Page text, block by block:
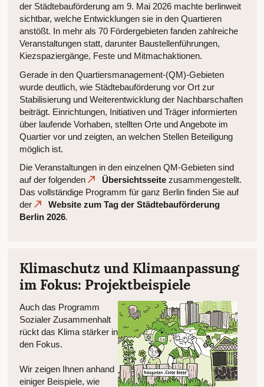
der Städtebauförderung am 9. Mai 2026 machte berlinweit
sichtbar, welche Entwicklungen sie in den Quartieren
anstößt. In mehr als 70 Fördergebieten fanden zahlreiche
Veranstaltungen statt, darunter Baustellenführungen,
Kiezspaziergänge, Feste und Mitmachaktionen.
Gerade in den Quartiersmanagement-(QM)-Gebieten
wurde deutlich, wie Städtebauförderung vor Ort zur
Stabilisierung und Weiterentwicklung der Nachbarschaften
beiträgt. Einrichtungen, Initiativen und Träger informierten
über laufende Vorhaben, stellten Orte und Angebote im
Quartier vor und zeigten, an welchen Stellen Beteiligung
möglich ist.
Die Veranstaltungen in den einzelnen QM-Gebieten sind
auf der folgenden
Übersichtsseite zusammengestellt.
Das vollständige Programm für ganz Berlin finden Sie auf
der
Website zum Tag der Städtebauförderung
Berlin 2026.
Klimaschutz und Klimaanpassung
im Fokus: Projektbeispiele
Auch das Programm
Sozialer Zusammenhalt
rückt das Klima stärker in
den Fokus.
Wir zeigen Ihnen anhand
einiger Beispiele, wie